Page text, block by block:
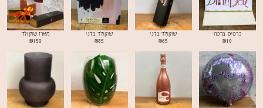
כרטיס ברכה
₪10
שוקולד בלגי
₪65
שוקולד בלגי
₪85
מארז שוקולד
₪150